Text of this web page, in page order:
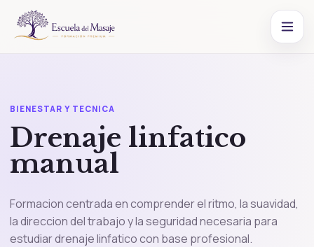
BIENESTAR Y TECNICA
Drenaje linfatico
manual
Formacion centrada en comprender el ritmo, la suavidad,
la direccion del trabajo y la seguridad necesaria para
estudiar drenaje linfatico con base profesional.